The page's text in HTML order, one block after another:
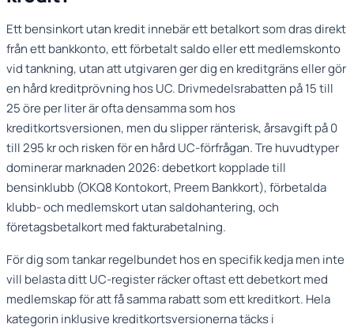
Ett bensinkort utan kredit innebär ett betalkort som dras direkt
från ett bankkonto, ett förbetalt saldo eller ett medlemskonto
vid tankning, utan att utgivaren ger dig en kreditgräns eller gör
en hård kreditprövning hos UC. Drivmedelsrabatten på 15 till
25 öre per liter är ofta densamma som hos
kreditkortsversionen, men du slipper ränterisk, årsavgift på 0
till 295 kr och risken för en hård UC-förfrågan. Tre huvudtyper
dominerar marknaden 2026: debetkort kopplade till
bensinklubb (OKQ8 Kontokort, Preem Bankkort), förbetalda
klubb- och medlemskort utan saldohantering, och
företagsbetalkort med fakturabetalning.
För dig som tankar regelbundet hos en specifik kedja men inte
vill belasta ditt UC-register räcker oftast ett debetkort med
medlemskap för att få samma rabatt som ett kreditkort. Hela
kategorin inklusive kreditkortsversionerna täcks i